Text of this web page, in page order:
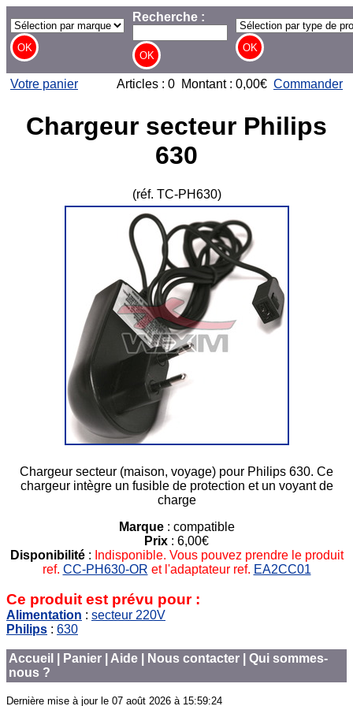
Recherche :
Votre panier Articles : 0 Montant : 0,00€ Commander
Chargeur secteur Philips
630
(réf. TC-PH630)
Chargeur secteur (maison, voyage) pour Philips 630. Ce
chargeur intègre un fusible de protection et un voyant de
charge
Marque: compatible
Prix : 6,00€
Disponibilité: Indisponible. Vous pouvez prendre le produit
ref. CC-PH630-OR et l'adaptateur ref. EA2CC01
Ce produit est prévu pour :
Alimentation : secteur 220V
Philips : 630
Accueil Panier Aide Nous contacter
Qui sommes-
nous ?
Dernière mise à jour le 07 août 2026 à 15:59:24